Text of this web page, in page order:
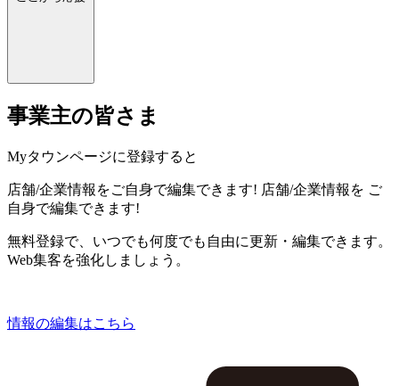
事業主の皆さま
Myタウンページに登録すると
店舗/企業情報をご自身で編集できます! 店舗/企業情報を ご
自身で編集できます!
無料登録で、いつでも何度でも自由に更新・編集できます。
Web集客を強化しましょう。
情報の編集はこちら